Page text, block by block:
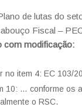
de lutas do
Fiscal –
com modificação:
no item 4: EC 103/
10: … conforme os
o RSC.